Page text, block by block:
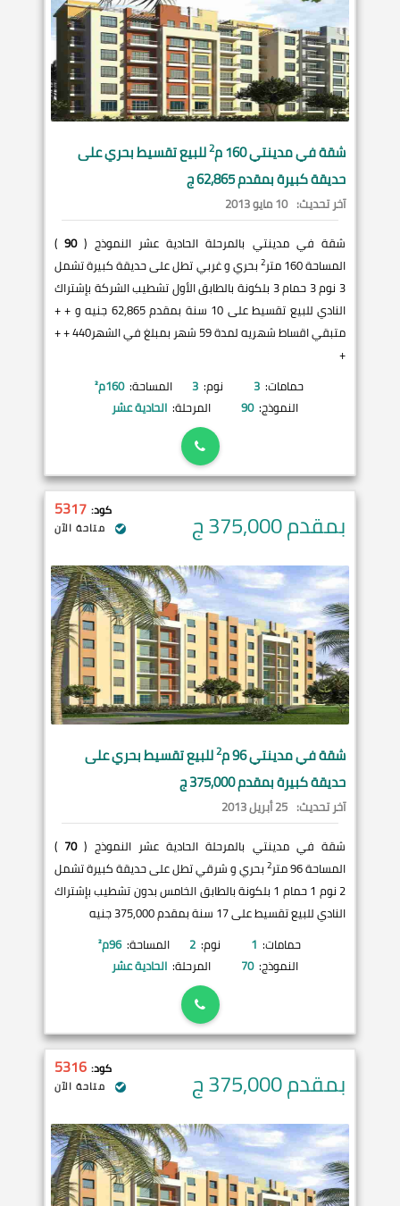
شقة فيمدينتي160 م 2للبيع تقسيط بحري على
حديقة كبيرة بمقدم 62,865 ج
آخر تحديث: 10 مايو 2013
شقة في مدينتي بالمرحلة الحادية عشر النموذج (90
)
المساحة 160 متر
2 بحري و غربي تطل على حديقة كبيرة تشمل
3 نوم 3 حمام 3 بلكونة بالطابق الأول تشطيب الشركة بإشتراك
النادي للبيع تقسيط على 10 سنة بمقدم 62,865 جنيه و + +
متبقي اقساط شهريه لمدة 59 شهر بمبلغ في الشهر440 + +
+
حمامات: 3 نوم: 3 المساحة: 160م²
النموذج: 90 المرحلة: الحادية عشر
بمقدم 375,000 ج كود: 5317
متاحة الآن
شقة فيمدينتي96 م 2للبيع تقسيط بحري على
حديقة كبيرة بمقدم 375,000 ج
آخر تحديث: 25 أبريل 2013
شقة في مدينتي بالمرحلة الحادية عشر النموذج (70
)
المساحة 96 متر
2 بحري و شرقي تطل على حديقة كبيرة تشمل
2 نوم 1 حمام 1 بلكونة بالطابق الخامس بدون تشطيب بإشتراك
النادي للبيع تقسيط على 17 سنة بمقدم 375,000 جنيه
حمامات: 1 نوم: 2 المساحة: 96م²
النموذج: 70 المرحلة: الحادية عشر
بمقدم 375,000 ج كود: 5316
متاحة الآن